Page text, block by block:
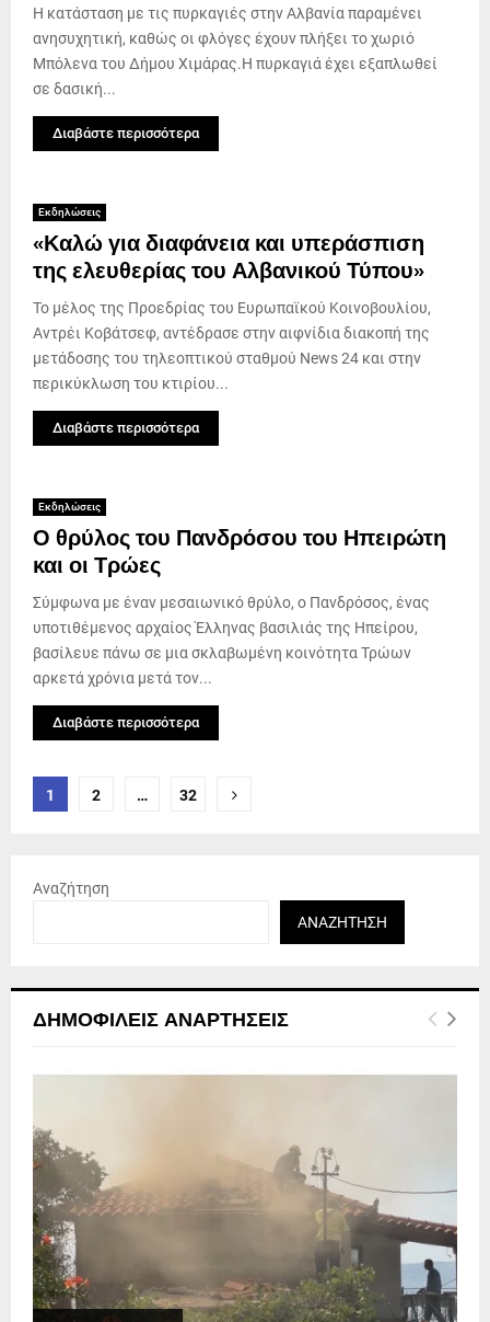
Η κατάσταση με τις πυρκαγιές στην Αλβανία παραμένει
ανησυχητική, καθώς οι φλόγες έχουν πλήξει το χωριό
Μπόλενα του Δήμου Χιμάρας.Η πυρκαγιά έχει εξαπλωθεί
σε δασική...
Διαβάστε περισσότερα
Εκδηλώσεις
«Καλώ για διαφάνεια και υπεράσπιση
της ελευθερίας του Αλβανικού Τύπου»
Το μέλος της Προεδρίας του Ευρωπαϊκού Κοινοβουλίου,
Αντρέι Κοβάτσεφ, αντέδρασε στην αιφνίδια διακοπή της
μετάδοσης του τηλεοπτικού σταθμού News 24 και στην
περικύκλωση του κτιρίου...
Διαβάστε περισσότερα
Εκδηλώσεις
Ο θρύλος του Πανδρόσου του Ηπειρώτη
και οι Τρώες
Σύμφωνα με έναν μεσαιωνικό θρύλο, ο Πανδρόσος, ένας
υποτιθέμενος αρχαίος Έλληνας βασιλιάς της Ηπείρου,
βασίλευε πάνω σε μια σκλαβωμένη κοινότητα Τρώων
αρκετά χρόνια μετά τον...
Διαβάστε περισσότερα
Σελιδοποίηση
1 2 … 32
Αναζήτηση
ΑΝΑΖΉΤΗΣΗ
ΔΗΜΟΦΙΛΕΊΣ ΑΝΑΡΤΉΣΕΙΣ